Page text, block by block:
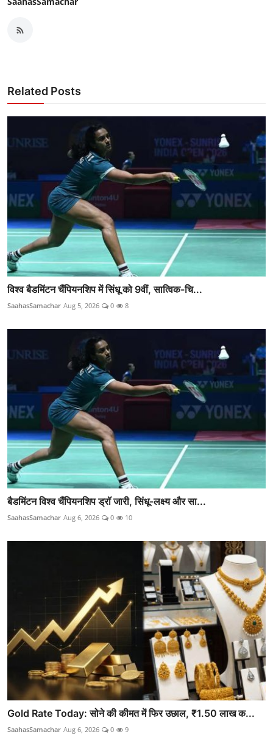
Related Posts
विश्व बैडमिंटन चैंपियनशिप में सिंधू को 9वीं, सात्विक-चि...
SaahasSamachar Aug 5, 2026 0 8
बैडमिंटन विश्व चैंपियनशिप ड्रॉ जारी, सिंधू-लक्ष्य और सा...
SaahasSamachar Aug 6, 2026 0 10
Gold Rate Today: सोने की कीमत में फिर उछाल, ₹1.50 लाख क...
SaahasSamachar Aug 6, 2026 0 9